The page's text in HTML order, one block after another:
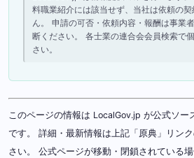
料職業紹介には該当せず、当社は依頼の
ん。 申請の可否・依頼内容・報酬は事業
断ください。 各士業の連合会会員検索で
さい。
このページの情報は LocalGov.jp が公式ソー
です。 詳細・最新情報は上記「原典」リン
さい。 公式ページが移動・閉鎖されている